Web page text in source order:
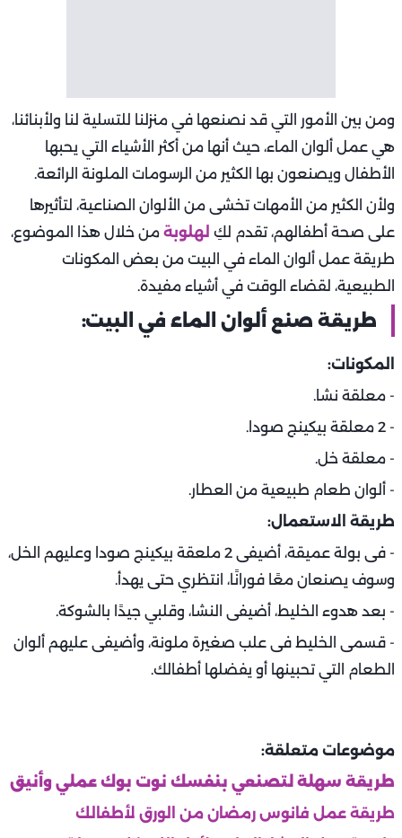
ومن بين الأمور التي قد نصنعها في منزلنا للتسلية لنا ولأبنائنا،
هي عمل ألوان الماء، حيث أنها من أكثر الأشياء التي يحبها
الأطفال ويصنعون بها الكثير من الرسومات الملونة الرائعة.
ولأن الكثير من الأمهات تخشى من الألوان الصناعية، لتأثيرها
على صحة أطفالهم، تقدم لكِ لهلوبة من خلال هذا الموضوع،
طريقة عمل ألوان الماء في البيت من بعض المكونات
الطبيعية، لقضاء الوقت في أشياء مفيدة.
طريقة صنع ألوان الماء في البيت:
المكونات:
- معلقة نشا.
- 2 معلقة بيكينج صودا.
- معلقة خل.
- ألوان طعام طبيعية من العطار.
طريقة الاستعمال:
- فى بولة عميقة، أضيفى 2 ملعقة بيكينج صودا وعليهم الخل،
وسوف يصنعان معًا فورانًا، انتظري حتى يهدأ.
- بعد هدوء الخليط، أضيفى النشا، وقلبي جيدًا بالشوكة.
- قسمى الخليط فى علب صغيرة ملونة، وأضيفى عليهم ألوان
الطعام التي تحبينها أو يفضلها أطفالك.
موضوعات متعلقة:
طريقة سهلة لتصنعي بنفسك نوت بوك عملي وأنيق
طريقة عمل فانوس رمضان من الورق لأطفالك